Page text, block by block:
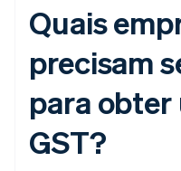
Quais
precisam
para obter
GST?